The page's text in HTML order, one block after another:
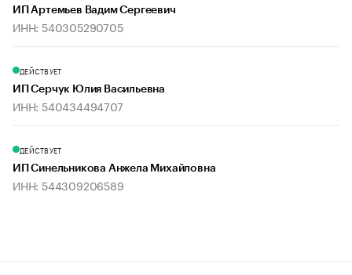
ИП Артемьев Вадим Сергеевич
ИНН: 540305290705
ДЕЙСТВУЕТ
ИП Серчук Юлия Васильевна
ИНН: 540434494707
ДЕЙСТВУЕТ
ИП Синельникова Анжела Михайловна
ИНН: 544309206589